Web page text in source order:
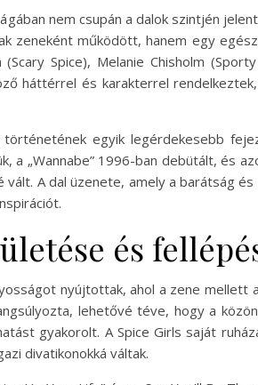
nem csupán a dalok szintjén
zeneként működött, hanem egy
Spice), Melanie Chisholm
háttérrel és karakterrel
egyik legérdekesebb
a „Wannabe” 1996-ban debütált, és
vált. A dal üzenete, amely a barátság
és
nyújtottak, ahol a zene
lehetővé téve, hogy a
gyakorolt. A Spice Girls saját
divatikonokká váltak.